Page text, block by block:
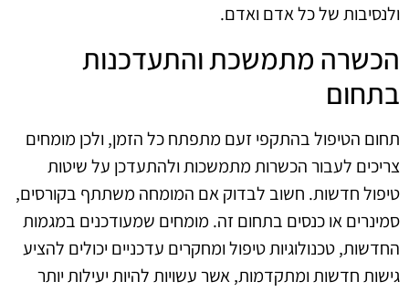
ולנסיבות של כל אדם ואדם.
הכשרה מתמשכת והתעדכנות
בתחום
תחום הטיפול בהתקפי זעם מתפתח כל הזמן, ולכן מומחים
צריכים לעבור הכשרות מתמשכות ולהתעדכן על שיטות
טיפול חדשות. חשוב לבדוק אם המומחה משתתף בקורסים,
סמינרים או כנסים בתחום זה. מומחים שמעודכנים במגמות
החדשות, טכנולוגיות טיפול ומחקרים עדכניים יכולים להציע
גישות חדשות ומתקדמות, אשר עשויות להיות יעילות יותר